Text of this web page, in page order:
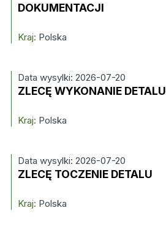
DOKUMENTACJI
Kraj: Polska
Data wysylki: 2026-07-20
ZLECĘ WYKONANIE DETALU
Kraj: Polska
Data wysylki: 2026-07-20
ZLECĘ TOCZENIE DETALU
Kraj: Polska